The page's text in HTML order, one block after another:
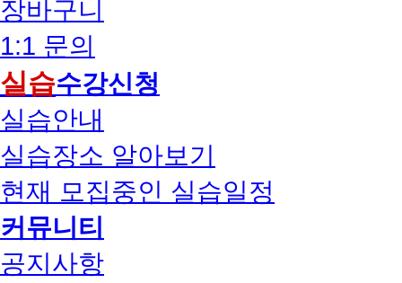
장바구니
1:1 문의
실습수강신청
실습안내
실습장소 알아보기
현재 모집중인 실습일정
커뮤니티
공지사항